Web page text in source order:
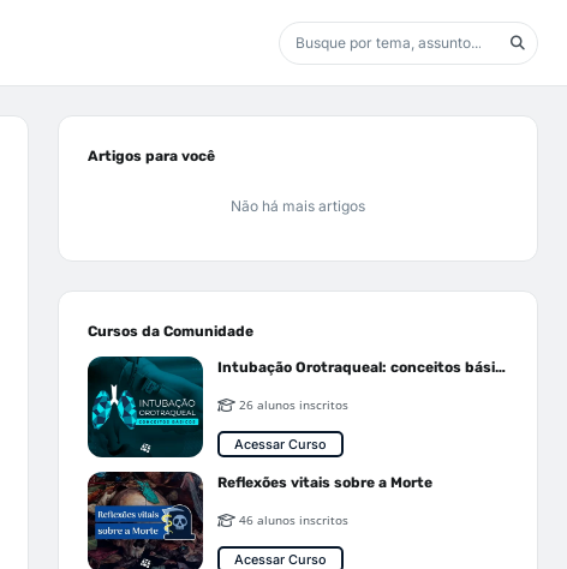
Artigos para você
Não há mais artigos
Cursos da Comunidade
Intubação Orotraqueal: conceitos básicos
26 alunos inscritos
Acessar Curso
Reflexões vitais sobre a Morte
46 alunos inscritos
Acessar Curso